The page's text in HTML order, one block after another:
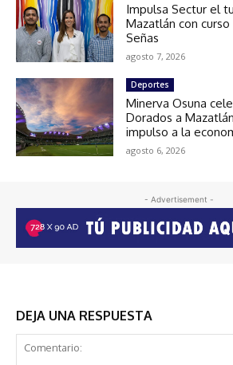
Impulsa Sectur el
Mazatlán con
Señas
agosto 7, 2026
Deportes
Minerva Osuna
Dorados a
impulso a la
agosto 6, 2026
- Advertisement -
DEJA UNA RESPUESTA